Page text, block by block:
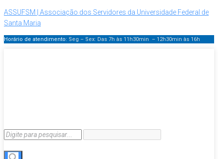
ASSUFSM | Associação dos Servidores da Universidade Federal de
Santa Maria
Horário de atendimento: Seg – Sex: Das 7h às 11h30min – 12h30min às 16h